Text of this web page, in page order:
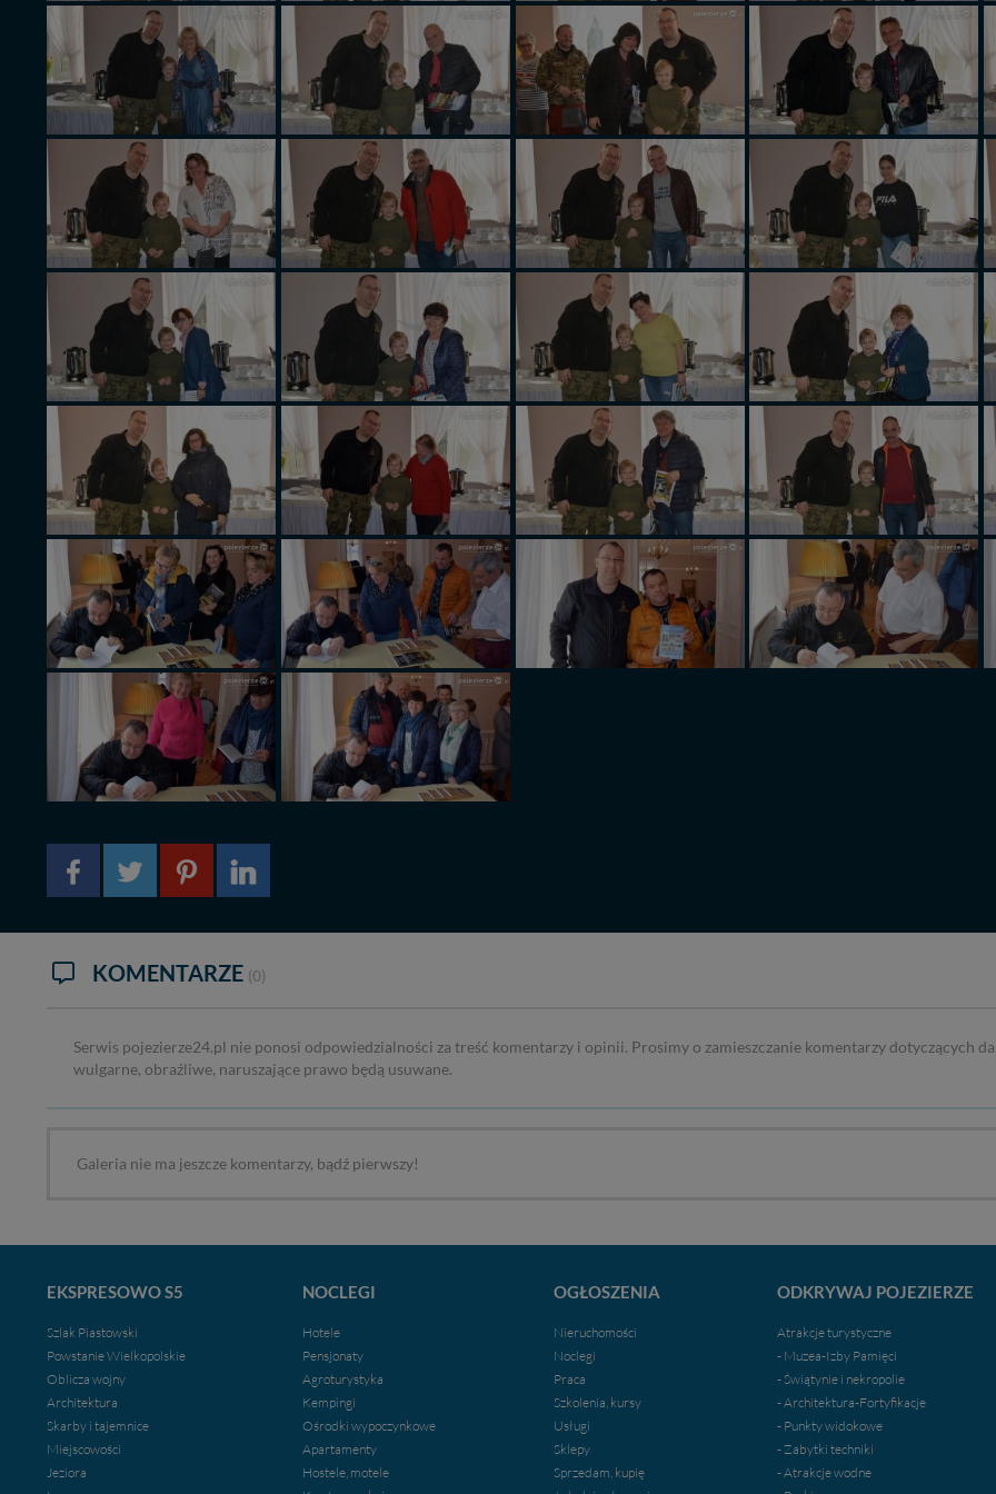
KOMENTARZE (0)
Serwis pojezierze24.pl nie ponosi odpowiedzialności za treść komentarzy i opinii. Prosimy o zamieszczanie komentarzy dotyczących
wulgarne, obraźliwe, naruszające prawo będą usuwane.
Galeria nie ma jeszcze komentarzy, bądź pierwszy!
EKSPRESOWO S5
Szlak Piastowski
Powstanie Wielkopolskie
Oblicza wojny
Architektura
Skarby i tajemnice
Miejscowości
Jeziora
NOCLEGI
Hotele
Pensjonaty
Agroturystyka
Kempingi
Ośrodki wypoczynkowe
Apartamenty
Hostele, motele
OGŁOSZENIA
Nieruchomości
Noclegi
Praca
Szkolenia, kursy
Usługi
Sklepy
Sprzedam, kupię
ODKRYWAJ POJEZIERZE
Atrakcje turystyczne
- Muzea-Izby Pamięci
- Świątynie i nekropolie
- Architektura-Fortyfikacje
- Punkty widokowe
- Zabytki techniki
- Atrakcje wodne
kontaktowego, przekazanie danych w przypadku rezerwacji usług typu: nocleg, czartery, itp).
zasadach i funkcjonalności serwisu w
Regulaminie Serwisu
Administratorem Twoich danych jest firma: Media Lokalne Karol Soberski, z siedzibą w
Piastowskim 10B/10. Możesz z nami skontaktować się za pośrednictwem tej
strony
W każdej chwili możesz: zażądać dostępu do swoich danych, zażądać ich poprawienia lub
przetwarzania. Pamiętaj jednak, że nie zawsze jest możliwe techniczne zrealizowanie Twoich
informacji zawartych w plikach cookies. Twoja przeglądarka umożliwia Ci skasowanie tych
przypadkach nie możemy tego zrobić za Ciebie.
Dziękujemy.
Pojezierze Gnieźnieńskie - odkrywaj i wypoczywaj... Pojezierze Gnieźnieńskie - na weekend,